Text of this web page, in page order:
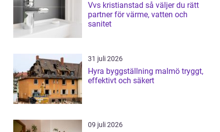
Vvs kristianstad så väljer du rätt
partner för värme, vatten och
sanitet
31 juli 2026
Hyra byggställning malmö tryggt,
effektivt och säkert
09 juli 2026